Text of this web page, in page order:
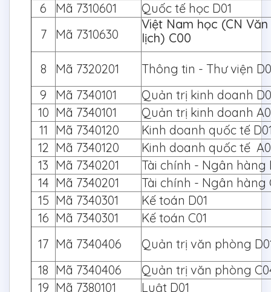
6
Mã 7310601
Quốc tế học D01
7
Mã 7310630
Việt Nam học (CN
lịch) C00
8 Mã 7320201
Thông tin - Thư viện
9
Mã 7340101
Quản trị kinh doanh
10 Mã 7340101
Quản trị kinh doanh
11
Mã 7340120
Kinh doanh quốc tế
12 Mã 7340120
Kinh doanh quốc tế
13 Mã 7340201
Tài chính - Ngân hàng
14 Mã 7340201
Tài chính - Ngân hàng
15 Mã 7340301
Kế toán D01
16 Mã 7340301
Kế toán C01
17 Mã 7340406
Quản trị văn phòng
18 Mã 7340406
Quản trị văn phòng
19 Mã 7380101 Luật D01